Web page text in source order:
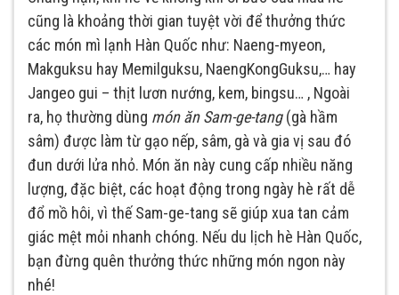
cũng là khoảng thời gian tuyệt vời để thưởng thức
các món mì lạnh Hàn Quốc như: Naeng-myeon,
Makguksu hay Memilguksu, NaengKongGuksu,… hay
Jangeo gui – thịt lươn nướng, kem, bingsu… , Ngoài
ra, họ thường dùng món ăn Sam-ge-tang(gà hầm
sâm) được làm từ gạo nếp, sâm, gà và gia vị sau đó
đun dưới lửa nhỏ. Món ăn này cung cấp nhiều năng
lượng, đặc biệt, các hoạt động trong ngày hè rất dễ
đổ mồ hôi, vì thế Sam-ge-tang sẽ giúp xua tan cảm
giác mệt mỏi nhanh chóng. Nếu du lịch hè Hàn Quốc,
bạn đừng quên thưởng thức những món ngon này
nhé!